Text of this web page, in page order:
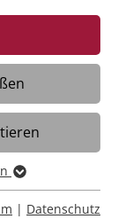
Helena
Funktionen
| Datenschutz